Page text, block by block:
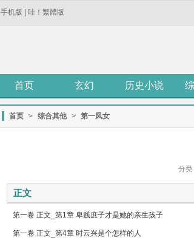
手机版 哇！繁體版
首页 玄幻 历史小说
首页 > 综合其他 > 第一凤女
分类
正文
第一卷 正文_第1章 卑贱庶子才是她的亲生孩子
第一卷 正文_第4章 时云兴是个怎样的人